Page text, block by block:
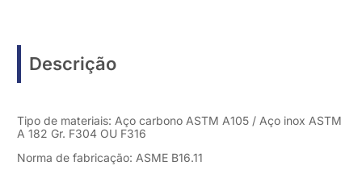
Descrição
Tipo de materiais: Aço carbono ASTM A105 / Aço inox ASTM
A 182 Gr. F304 OU F316
Norma de fabricação: ASME B16.11